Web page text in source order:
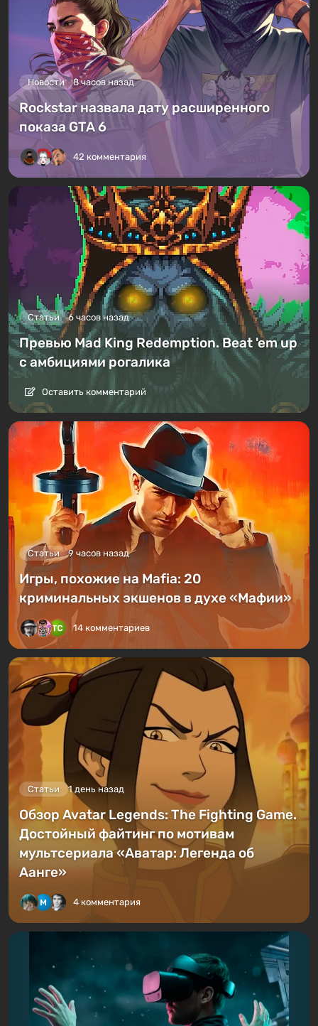
Новости 8 часов назад
Rockstar назвала дату расширенного
показа GTA 6
42 комментария
Статьи 6 часов назад
Превью Mad King Redemption. Beat 'em up
с амбициями рогалика
Оставить комментарий
Статьи 9 часов назад
Игры, похожие на Mafia: 20
криминальных экшенов в духе «Мафии»
14 комментариев
Статьи 1 день назад
Обзор Avatar Legends: The Fighting Game.
Достойный файтинг по мотивам
мультсериала «Аватар: Легенда об
Аанге»
4 комментария